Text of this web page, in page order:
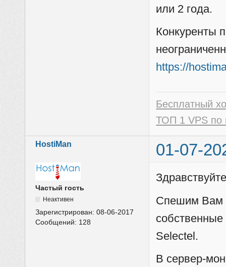
или 2 года.
Конкуренты
https://
Бесплатный
ТОП 1 VPS по
HostiMan 01-07-
Частый гость
Неактивен
Зарегистрирован:08-06-2017
Сообщений: 128
Спешим Вам
Selectel.
В сервер-